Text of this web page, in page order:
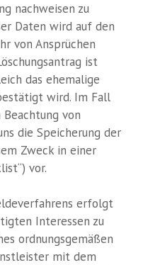
nachweisen zu
Daten wird auf den
von Ansprüchen
ist
das ehemalige
wird. Im Fall
von
die Speicherung der
Zweck in einer
vor.
erfolgt
Interessen zu
ordnungsgemäßen
mit dem